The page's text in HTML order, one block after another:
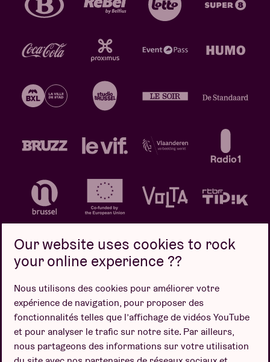
Politique de confidentialité
Politique de cookies
Conditions de vente
Design par
Our website uses cookies to rock
your online experience ??
Nous utilisons des cookies pour améliorer votre
expérience de navigation, pour proposer des
fonctionnalités telles que l’affichage de vidéos YouTube
et pour analyser le trafic sur notre site. Par ailleurs,
nous partageons des informations sur votre utilisation